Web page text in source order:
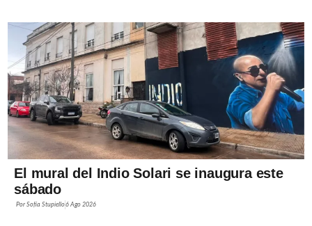
El mural del Indio Solari se inaugura este
sábado
PorSofía Stupiello6 Ago 2026